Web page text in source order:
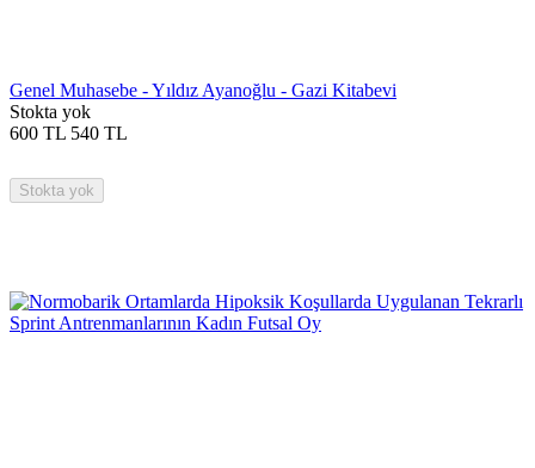
Genel Muhasebe - Yıldız Ayanoğlu - Gazi Kitabevi
Stokta yok
600 TL 540 TL
Stokta yok